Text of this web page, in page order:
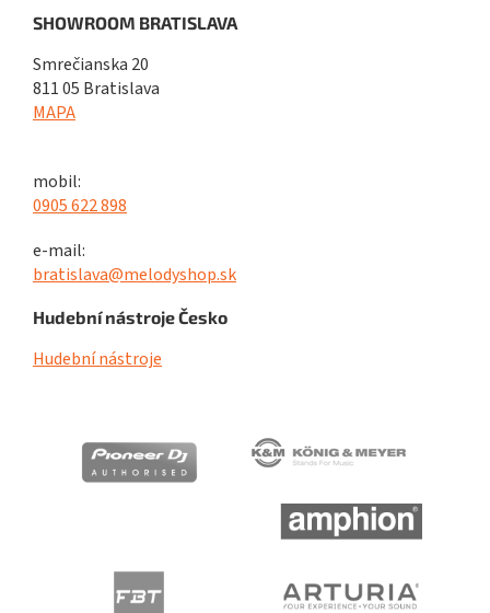
SHOWROOM BRATISLAVA
Smrečianska 20
811 05 Bratislava
MAPA
mobil:
0905 622 898
e-mail:
bratislava@melodyshop.sk
Hudební nástroje Česko
Hudební nástroje